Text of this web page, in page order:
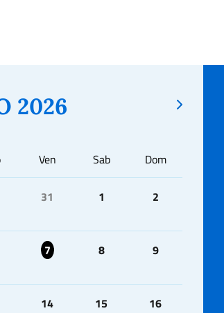
2026
Ven Sab Dom
31 1 2
7 8 9
14 15 16